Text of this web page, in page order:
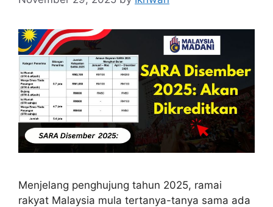
Menjelang penghujung tahun 2025, ramai
rakyat Malaysia mula tertanya-tanya sama ada